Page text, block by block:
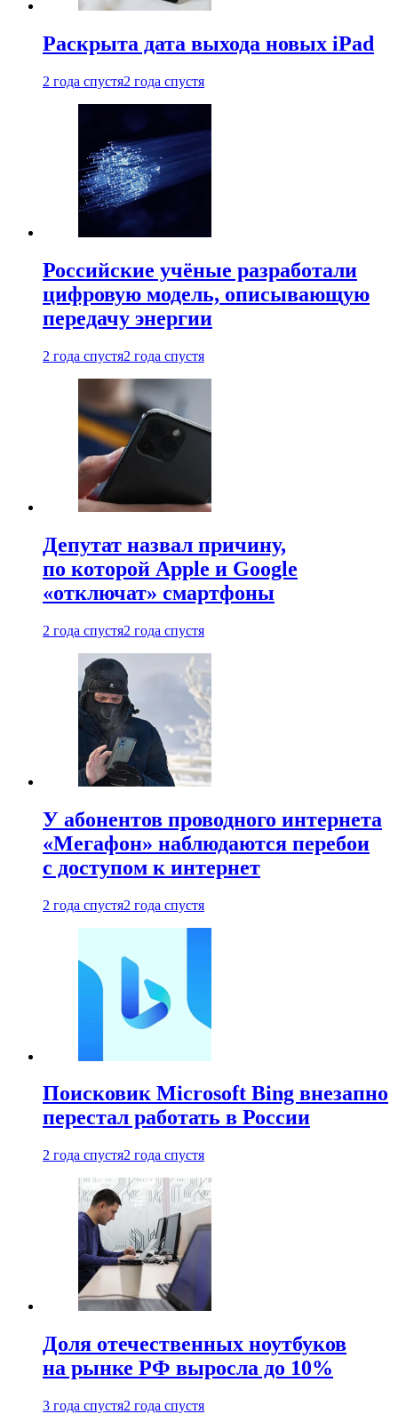
Раскрыта дата выхода новых iPad
2 года спустя2 года спустя
Российские учёные разработали
цифровую модель, описывающую
передачу энергии
2 года спустя2 года спустя
Депутат назвал причину,
по которой Apple и Google
«отключат» смартфоны
2 года спустя2 года спустя
У абонентов проводного интернета
«Мегафон» наблюдаются перебои
с доступом к интернет
2 года спустя2 года спустя
Поисковик Microsoft Bing внезапно
перестал работать в России
2 года спустя2 года спустя
Доля отечественных ноутбуков
на рынке РФ выросла до 10%
3 года спустя2 года спустя